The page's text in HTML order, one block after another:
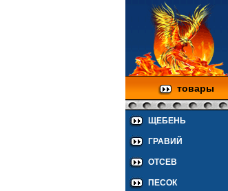
товары
ЩЕБЕНЬ
ГРАВИЙ
ОТСЕВ
ПЕСОК